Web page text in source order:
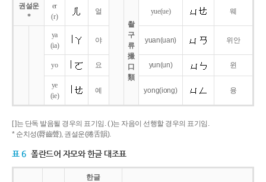
권설운
*
er
(r)
얼
촬
구
류
撮
口
類
yue(ue) 웨
ya
(ia)
야 yuan(uan) 위안
yo 요 yun(un) 윈
ye
(ie)
예 yong(iong) 융
[ ]는 단독 발음될 경우의 표기임. ( )는 자음이 선행할 경우의 표기임.
* 순치성(脣齒聲), 권설운(捲舌韻).
표 6 폴란드어 자모와 한글 대조표
한글